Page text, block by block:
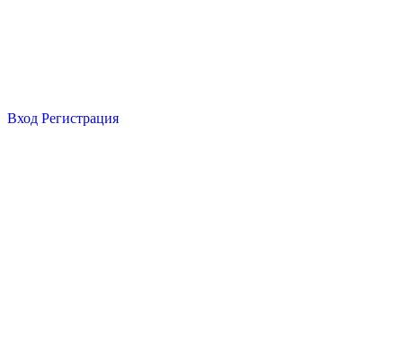
Вход Регистрация